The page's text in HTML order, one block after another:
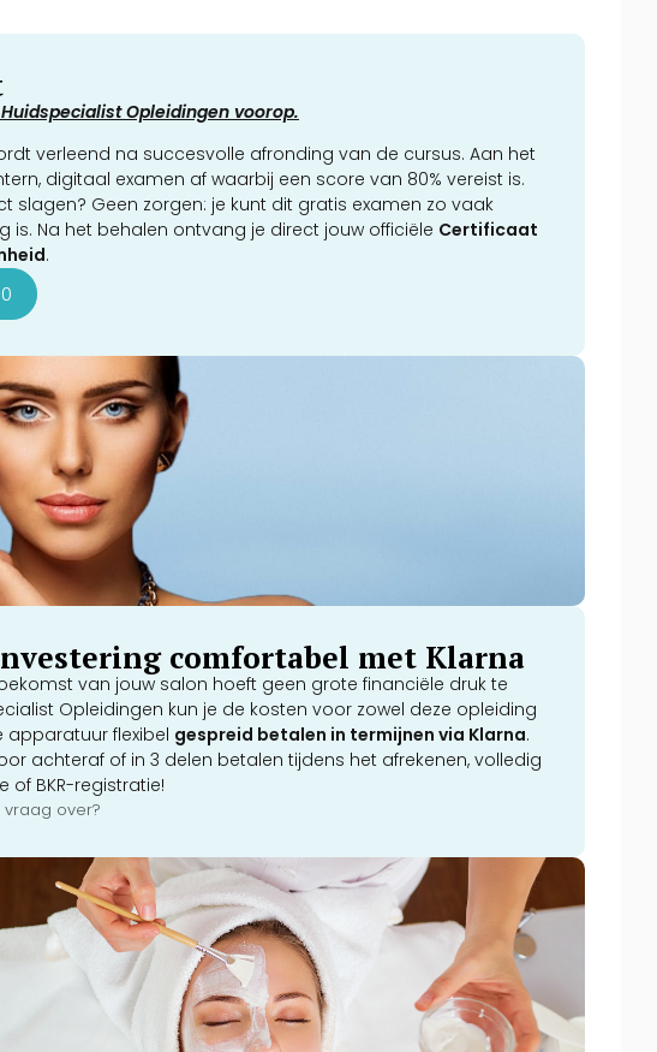
Opleidingen voorop.
verleend na succesvolle afronding van de cursus. Aan het
digitaal examen af waarbij een score van 80% vereist is.
slagen? Geen zorgen: je kunt dit gratis examen zo vaak
is. Na het behalen ontvang je direct jouw officiële Certificaat
.
comfortabel met Klarna
van jouw salon hoeft geen grote financiële druk te
Opleidingen kun je de kosten voor zowel deze opleiding
flexibel gespreid betalen in termijnen via Klarna.
achteraf of in 3 delen betalen tijdens het afrekenen, volledig
of BKR-registratie!
over?